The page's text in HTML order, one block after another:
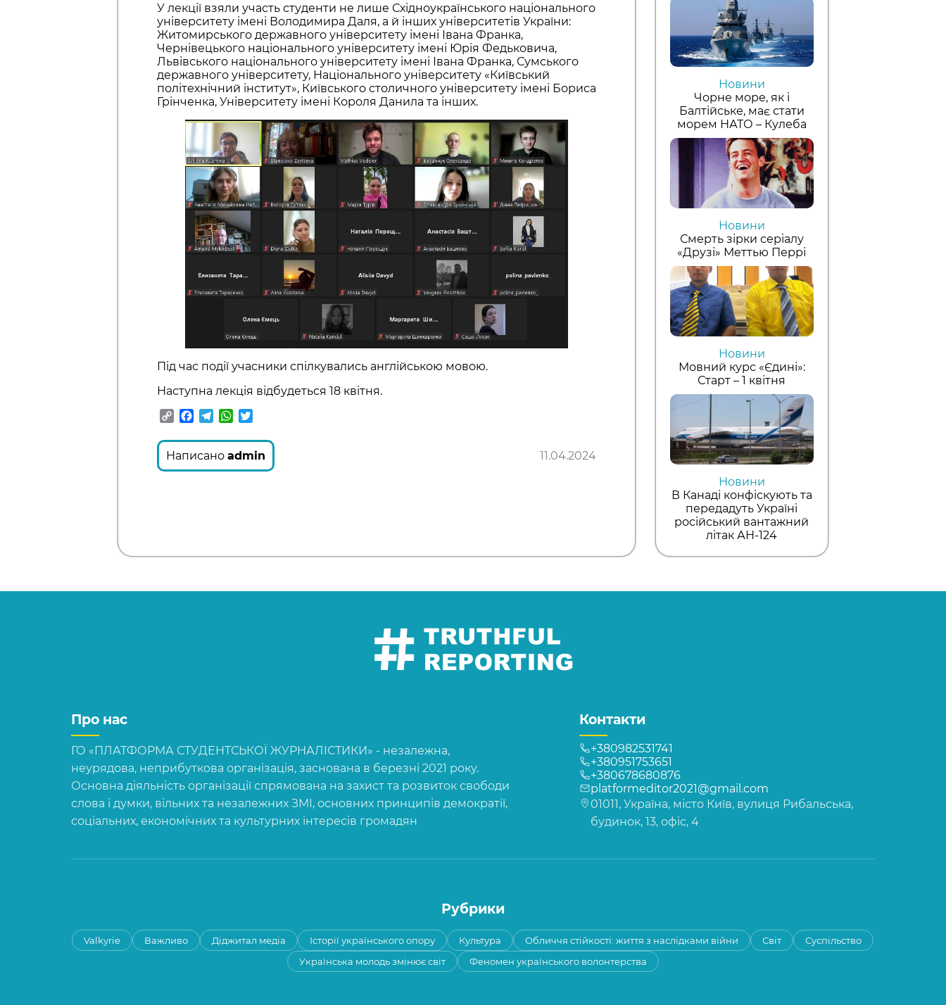
У лекції взяли участь студенти не лише Східноукраїнського національного
університету імені Володимира Даля, а й інших університетів України:
Житомирського державного університету імені Івана Франка,
Чернівецького національного університету імені Юрія Федьковича,
Львівського національного університету імені Івана Франка, Сумського
державного університету, Національного університету «Київський
політехнічний інститут», Київського столичного університету імені Бориса
Грінченка, Університету імені Короля Данила та інших.
Під час події учасники спілкувались англійською мовою.
Наступна лекція відбудеться 18 квітня.
CopyFacebook
TelegramWhatsApp
Написано admin 11.04.2024
Новини
Чорне море, як і
Балтійське, має стати
морем НАТО – Кулеба
Новини
Смерть зірки серіалу
«Друзі» Меттью Перрі
Новини
Мовний курс «Єдині»:
Старт – 1 квітня
Новини
В Канаді конфіскують та
передадуть Україні
російський вантажний
літак АН-124
Про нас
ГО «ПЛАТФОРМА СТУДЕНТСЬКОЇ ЖУРНАЛІСТИКИ» - незалежна,
неурядова, неприбуткова організація, заснована в березні 2021 року.
Основна діяльність організації спрямована на захист та розвиток свободи
слова і думки, вільних та незалежних ЗМІ, основних принципів демократії,
соціальних, економічних та культурних інтересів громадян
Контакти
+380982531741
+380951753651
+380678680876
platformeditor2021@gmail.com
01011, Україна, місто Київ, вулиця Рибальська,
будинок, 13, офіс, 4
Рубрики
Valkyrie Важливо Діджитал медіа Історії українського опору Культура Обличчя стійкості: життя з наслідками війни Світ
Суспільство
Українська молодь змінює світ
Феномен українського волонтерства